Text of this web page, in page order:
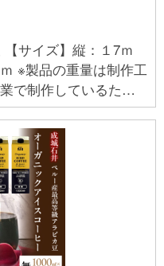
サイズ】縦：１7ｍ
※製品の重量は制作工
で制作しているた
ますが、指定範囲内
ります。そのため、
きません。 ・専用ケ
鑑別書ではございま
商